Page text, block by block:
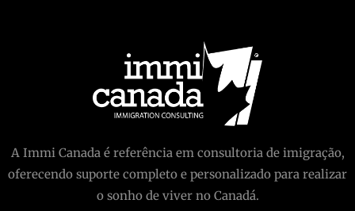
A Immi Canada é referência em consultoria de imigração,
oferecendo suporte completo e personalizado para realizar
o sonho de viver no Canadá.